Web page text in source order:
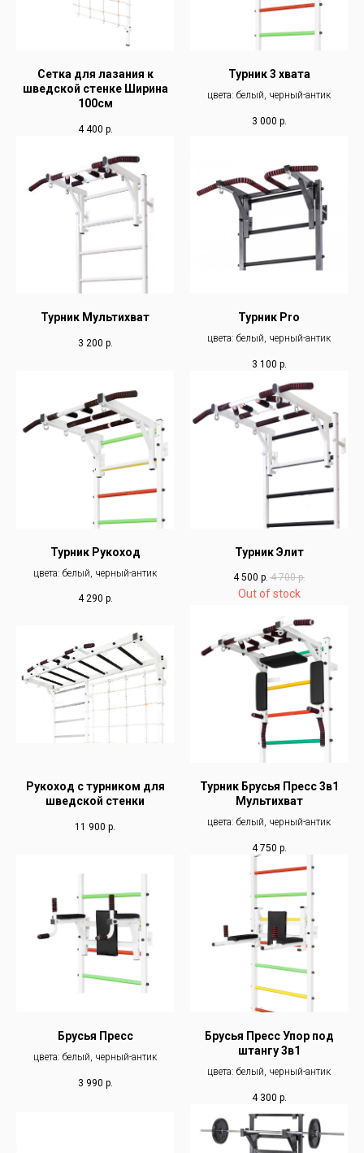
Сетка для лазания к
шведской стенке Ширина
100см
4 400 р.
Турник 3 хвата
цвета: белый, черный-антик
3 000 р.
Турник Мультихват
3 200 р.
Турник Pro
цвета: белый, черный-антик
3 100 р.
Турник Рукоход
цвета: белый, черный-антик
4 290 р.
Турник Элит
4 500 р. 4 700 р.
Out of stock
Рукоход с турником для
шведской стенки
11 900 р.
Турник Брусья Пресс 3в1
Мультихват
цвета: белый, черный-антик
4 750 р.
Брусья Пресс
цвета: белый, черный-антик
3 990 р.
Брусья Пресс Упор под
штангу 3в1
цвета: белый, черный-антик
4 300 р.